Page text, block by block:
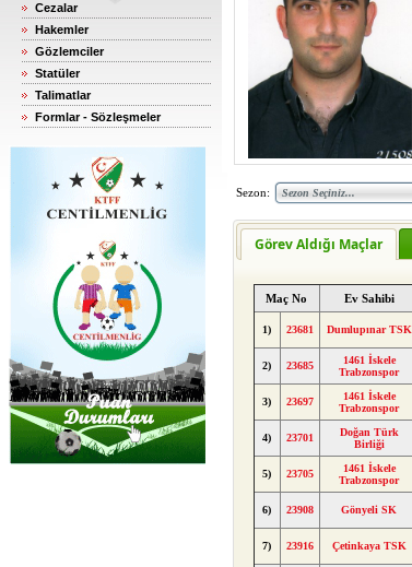
Cezalar
Hakemler
Gözlemciler
Statüler
Talimatlar
Formlar - Sözleşmeler
Sezon:
Görev Aldığı Maçlar
Maç No Ev Sahibi
1) 23681 Dumlupınar TSK
2) 23685
1461 İskele
Trabzonspor
3) 23697
1461 İskele
Trabzonspor
4) 23701
Doğan Türk
Birliği
5) 23705
1461 İskele
Trabzonspor
6) 23908 Gönyeli SK
7) 23916 Çetinkaya TSK